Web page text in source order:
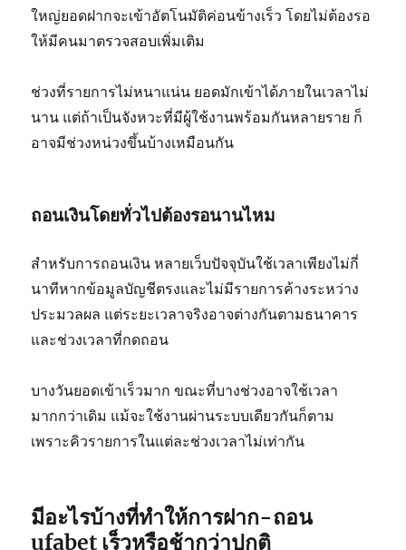
ใหญ่ยอดฝากจะเข้าอัตโนมัติค่อนข้างเร็ว โดยไม่ต้องรอ
ให้มีคนมาตรวจสอบเพิ่มเติม
ช่วงที่รายการไม่หนาแน่น ยอดมักเข้าได้ภายในเวลาไม่
นาน แต่ถ้าเป็นจังหวะที่มีผู้ใช้งานพร้อมกันหลายราย ก็
อาจมีช่วงหน่วงขึ้นบ้างเหมือนกัน
ถอนเงินโดยทั่วไปต้องรอนานไหม
สำหรับการถอนเงิน หลายเว็บปัจจุบันใช้เวลาเพียงไม่กี่
นาทีหากข้อมูลบัญชีตรงและไม่มีรายการค้างระหว่าง
ประมวลผล แต่ระยะเวลาจริงอาจต่างกันตามธนาคาร
และช่วงเวลาที่กดถอน
บางวันยอดเข้าเร็วมาก ขณะที่บางช่วงอาจใช้เวลา
มากกว่าเดิม แม้จะใช้งานผ่านระบบเดียวกันก็ตาม
เพราะคิวรายการในแต่ละช่วงเวลาไม่เท่ากัน
มีอะไรบ้างที่ทำให้การฝาก-ถอน
ufabet เร็วหรือช้ากว่าปกติ